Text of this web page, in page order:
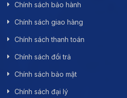
Chính sách bảo hành
Chính sách giao hàng
Chính sách thanh toán
Chính sách đổi trả
Chính sách bảo mật
Chính sách đại lý